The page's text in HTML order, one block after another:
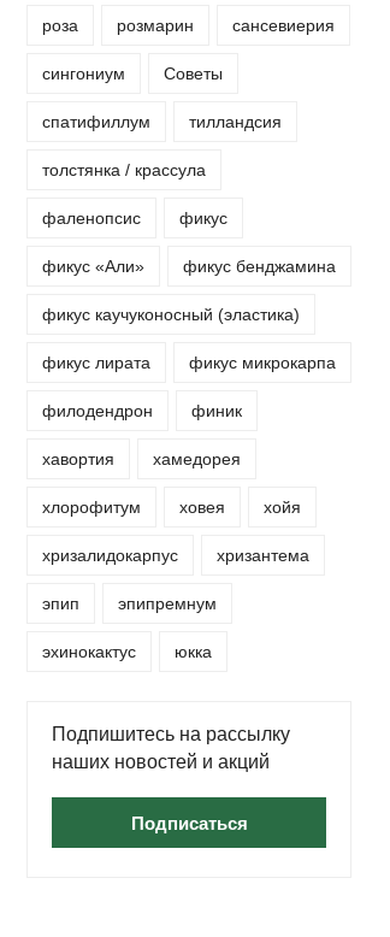
роза розмарин сансевиерия
сингониум Советы
спатифиллум тилландсия
толстянка / крассула
фаленопсис фикус
фикус «Али» фикус бенджамина
фикус каучуконосный (эластика)
фикус лирата фикус микрокарпа
филодендрон финик
хавортия хамедорея
хлорофитум ховея хойя
хризалидокарпус хризантема
эпип эпипремнум
эхинокактус юкка
Подпишитесь на рассылку
наших новостей и акций
Подписаться